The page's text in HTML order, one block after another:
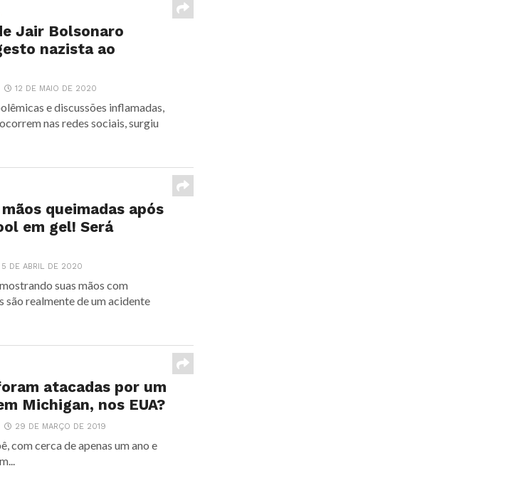
Jair Bolsonaro
nazista ao
12 DE MAIO DE 2020
e discussões inflamadas,
nas redes sociais, surgiu
queimadas após
em gel! Será
5 DE ABRIL DE 2020
suas mãos com
são realmente de um acidente
atacadas por um
Michigan, nos EUA?
29 DE MARÇO DE 2019
com cerca de apenas um ano e